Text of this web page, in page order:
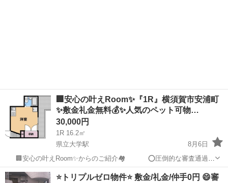
🏢安心の叶えRoom✨『1R』横須賀市安浦町
✨敷金礼金無料💰✨人気のペット可物…
30,000円
1R 16.2㎡
県立大学駅
8月6日
🏢安心の叶えRoom✨からのご紹介🏘 ⭕️圧倒的な審査通過
率 ⭕️保証人原則不要 ⭕️完全来店不要にて契約可 ⭕️契約時のみ来
店対応もOK ⭐️審査がご不安な方⭐️ 圧倒的審査通...
神奈川 横須賀市 県立大学駅 マンション 物件
⭐️トリプルゼロ物件⭐️ 敷金/礼金/仲手0円 😄審